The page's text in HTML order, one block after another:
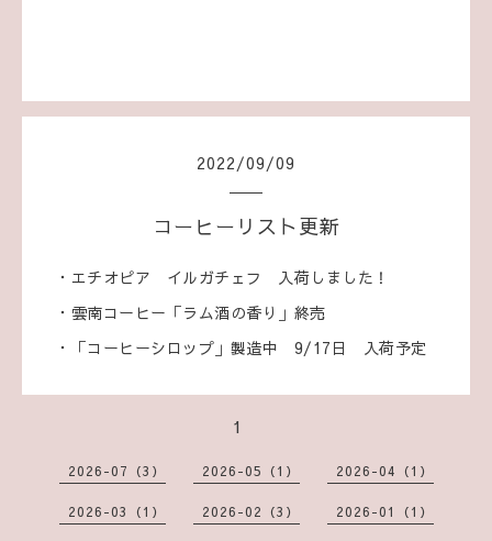
2022/09/09
コーヒーリスト更新
・エチオピア イルガチェフ 入荷しました！
・雲南コーヒー「ラム酒の香り」終売
・「コーヒーシロップ」製造中 9/17日 入荷予定
1
2026-07（3） 2026-05（1） 2026-04（1）
2026-03（1） 2026-02（3） 2026-01（1）